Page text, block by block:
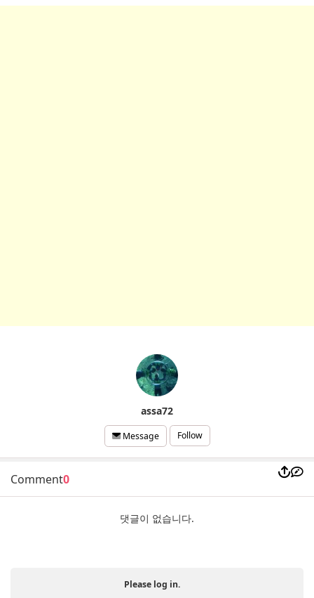
assa72
Message Follow
Comment0
댓글이 없습니다.
Please log in.